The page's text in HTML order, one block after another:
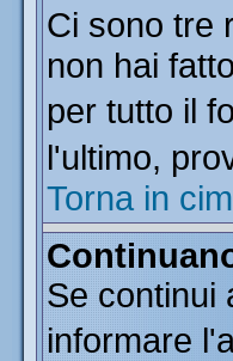
Ci sono tre
non hai
per tutto il
l'ultimo,
Torna in
Se continui
informare